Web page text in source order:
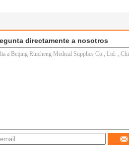
directamente a nosotros